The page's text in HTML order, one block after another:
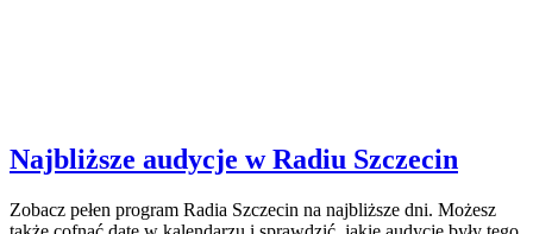
Najbliższe audycje w Radiu Szczecin
Zobacz pełen program Radia Szczecin na najbliższe dni. Możesz